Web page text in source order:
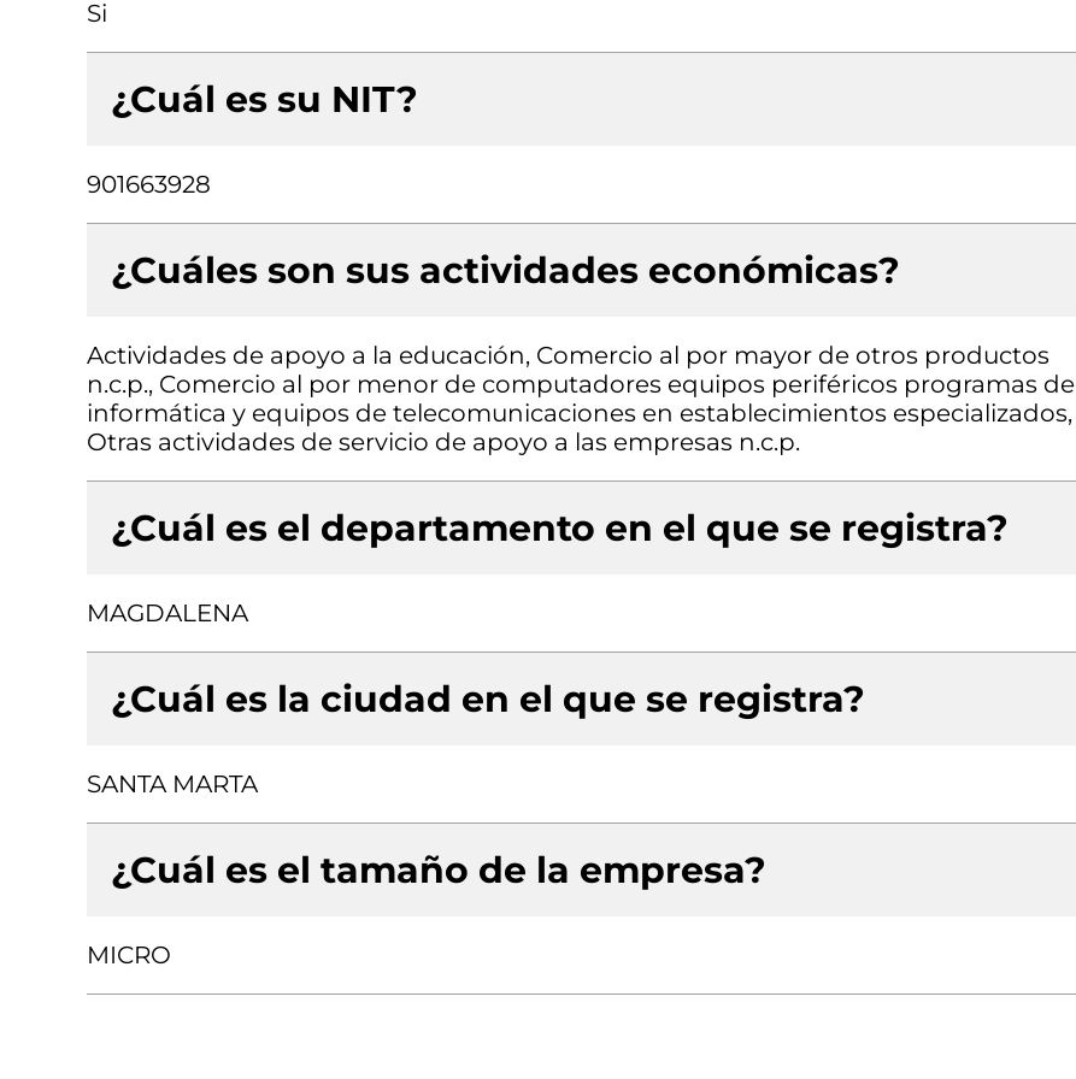
Si
¿Cuál es su NIT?
901663928
¿Cuáles son sus actividades económicas?
Actividades de apoyo a la educación, Comercio al por mayor de otros productos
n.c.p., Comercio al por menor de computadores equipos periféricos programas de
informática y equipos de telecomunicaciones en establecimientos especializados,
Otras actividades de servicio de apoyo a las empresas n.c.p.
¿Cuál es el departamento en el que se registra?
MAGDALENA
¿Cuál es la ciudad en el que se registra?
SANTA MARTA
¿Cuál es el tamaño de la empresa?
MICRO